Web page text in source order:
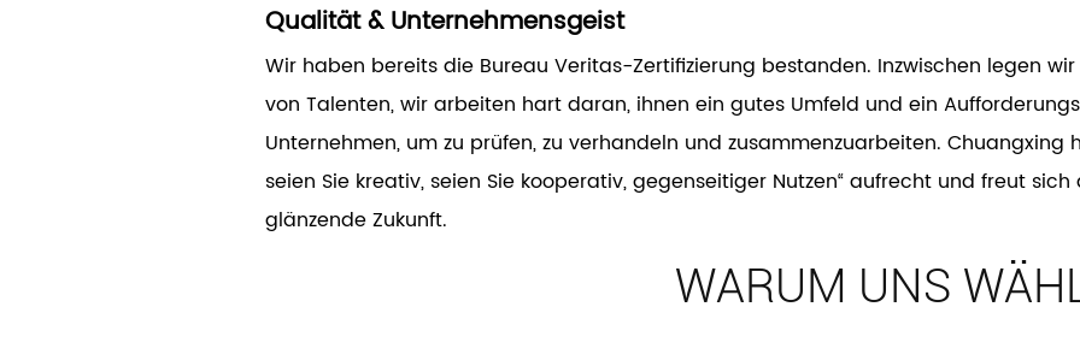
Qualität & Unternehmensgeist
Wir haben bereits die Bureau Veritas-Zertifizierung bestanden. Inzwischen legen
von Talenten, wir arbeiten hart daran, ihnen ein gutes Umfeld und ein
Unternehmen, um zu prüfen, zu verhandeln und zusammenzuarbeiten. Chuangxing
seien Sie kreativ, seien Sie kooperativ, gegenseitiger Nutzen“ aufrecht und freut
glänzende Zukunft.
WARUM UNS